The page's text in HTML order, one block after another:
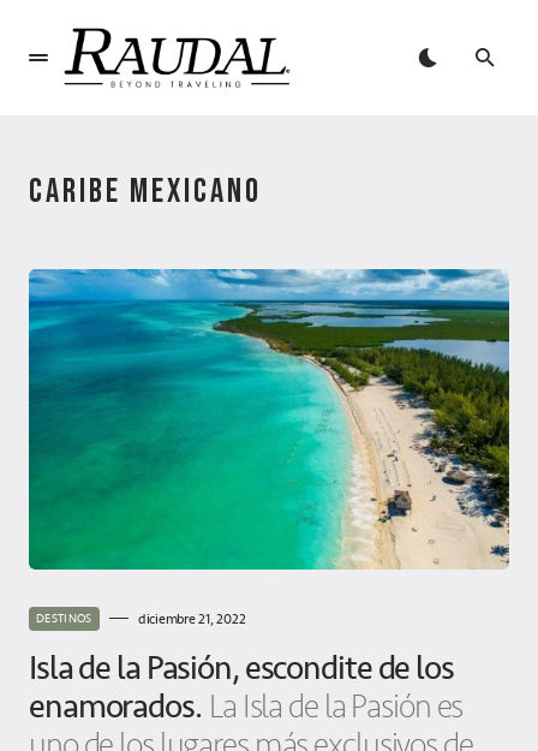
CARIBE MEXICANO
DESTINOS diciembre 21, 2022
Isla de la Pasión, escondite de los
enamorados. La Isla de la Pasión es